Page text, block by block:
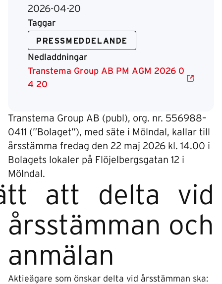
2026-04-20
Taggar
PRESSMEDDELANDE
Nedladdningar
Transtema Group AB PM AGM 2026 0
4 20
Transtema Group AB (publ), org. nr. 556988–
0411 (”Bolaget”), med säte i Mölndal, kallar till
årsstämma fredag den 22 maj 2026 kl. 14.00 i
Bolagets lokaler på Flöjelbergsgatan 12 i
Mölndal.
att delta vid
årsstämman och
anmälan
Aktieägare som önskar delta vid årsstämman ska: